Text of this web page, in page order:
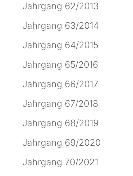
Jahrgang 62/2013
Jahrgang 63/2014
Jahrgang 64/2015
Jahrgang 65/2016
Jahrgang 66/2017
Jahrgang 67/2018
Jahrgang 68/2019
Jahrgang 69/2020
Jahrgang 70/2021